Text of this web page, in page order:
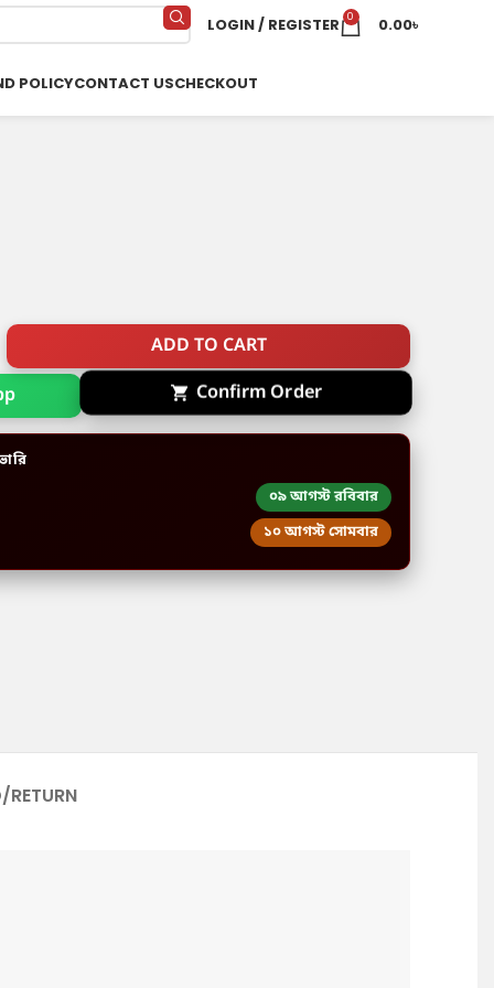
LOGIN / REGISTER 0 0.00৳
POLICYCONTACT USCHECKOUT
ADD TO CART
Confirm Order
০৯ আগস্ট রবিবার
১০ আগস্ট সোমবার
RETURN